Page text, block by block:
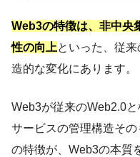
Web3の特徴は、非中央
性の向上といった、従
造的な変化にあります。
Web3が従来のWeb2.0
サービスの管理構造そ
の特徴が、Web3の本質